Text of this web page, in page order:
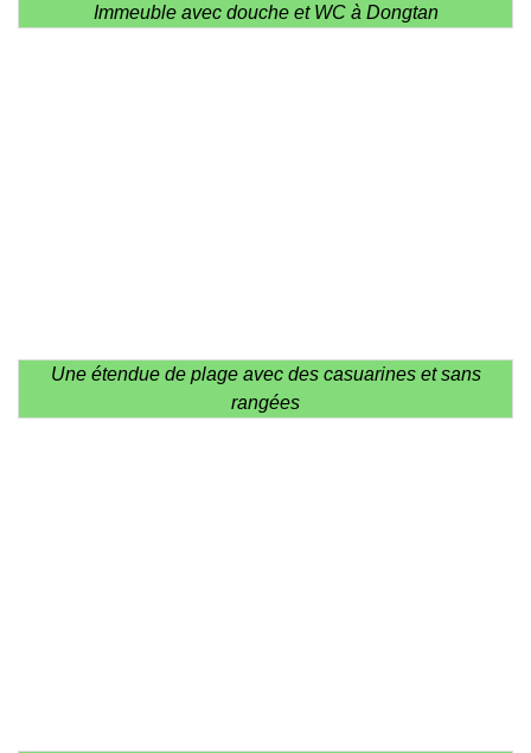
Immeuble avec douche et WC à Dongtan
Une étendue de plage avec des casuarines et sans
rangées